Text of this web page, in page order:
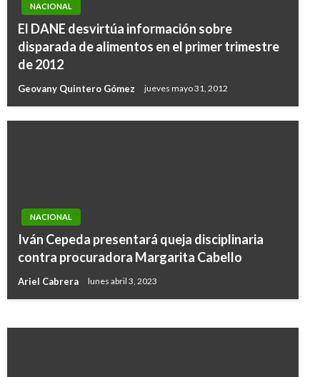
NACIONAL
El DANE desvirtúa información sobre
disparada de alimentos en el primer trimestre
de 2012
Geovany Quintero Gómez jueves mayo 31, 2012
NACIONAL
Iván Cepeda presentará queja disciplinaria
contra procuradora Margarita Cabello
Ariel Cabrera lunes abril 3, 2023
Cartagena desarrolla primer Consejo de